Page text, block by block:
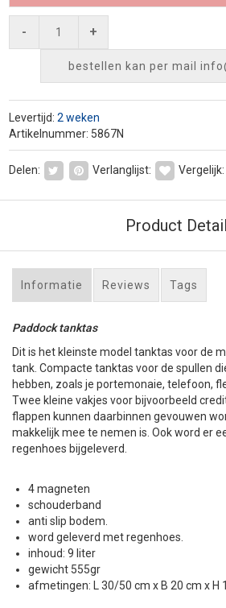
- +
bestellen kan per mail
Levertijd: 2 weken
Artikelnummer: 5867N
Delen: Verlanglijst: Vergelijk:
Product
Informatie Reviews Tags
Paddocktanktas
Dit is het kleinste model tanktas voor de
tank. Compacte tanktas voor de spullen
hebben, zoals je portemonaie, telefoon,
Twee kleine vakjes voor bijvoorbeeld
flappen kunnen daarbinnen gevouwen
makkelijk mee te nemen is. Ook word er
regenhoes bijgeleverd.
4 magneten
schouderband
anti slip bodem.
word geleverd met regenhoes.
inhoud: 9 liter
gewicht 555gr
afmetingen: L 30/50 cm x B 20 cm x H